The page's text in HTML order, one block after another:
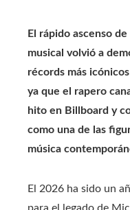
El rápido ascenso
musical volvió a
récords más
ya que el rapero
hito en Billboard y
como una de las
música
El 2026 ha sido un